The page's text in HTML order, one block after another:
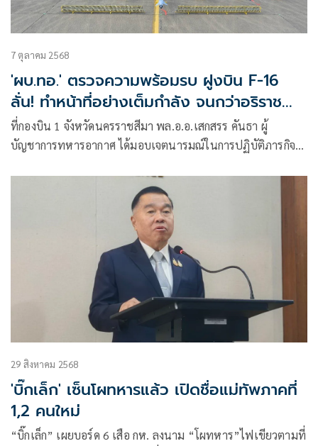
7 ตุลาคม 2568
'ผบ.ทอ.' ตรวจความพร้อมรบ ฝูงบิน F-16
ลั่น! ทำหน้าที่อย่างเต็มกำลัง จนกว่าอริราช
ศัตรูหมดสิ้น
ที่กองบิน 1 จังหวัดนครราชสีมา พล.อ.อ.เสกสรร คันธา ผู้
บัญชาการทหารอากาศ ได้มอบเจตนารมณ์ในการปฏิบัติภารกิจ
29 สิงหาคม 2568
'บิ๊กเล็ก' เซ็นโผทหารแล้ว เปิดชื่อแม่ทัพภาคที่
1,2 คนใหม่
“บิ๊กเล็ก” เผยบอร์ด 6 เสือ กห. ลงนาม “โผทหาร”ไฟเขียวตามที่